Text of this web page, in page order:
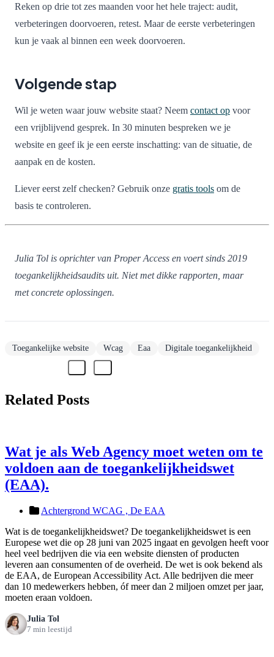
Reken op drie tot zes maanden voor het hele traject: audit,
verbeteringen doorvoeren, retest. Maar de eerste verbeteringen
kun je vaak al binnen een week doorvoeren.
Volgende stap
Wil je weten waar jouw website staat? Neem contact op voor
een vrijblijvend gesprek. In 30 minuten bespreken we je
website en geef ik je een eerste inschatting: van de situatie, de
aanpak en de kosten.
Liever eerst zelf checken? Gebruik onze gratis tools om de
basis te controleren.
Julia Tol is oprichter van Proper Access en voert sinds 2019
toegankelijkheidsaudits uit. Niet met dikke rapporten, maar
met concrete oplossingen.
Toegankelijke website Wcag Eaa Digitale toegankelijkheid
Related Posts
Wat je als Web Agency moet weten om te
voldoen aan de toegankelijkheidswet
(EAA).
Achtergrond WCAG , De EAA
Wat is de toegankelijkheidswet? De toegankelijkheidswet is een
Europese wet die op 28 juni van 2025 ingaat en gevolgen heeft voor
heel veel bedrijven die via een website diensten of producten
leveren aan consumenten of de overheid. De wet is ook bekend als
de EAA, de European Accessibility Act. Alle bedrijven die meer
dan 10 medewerkers hebben, óf meer dan 2 miljoen omzet per jaar,
moeten eraan voldoen.
Julia Tol
7 min leestijd